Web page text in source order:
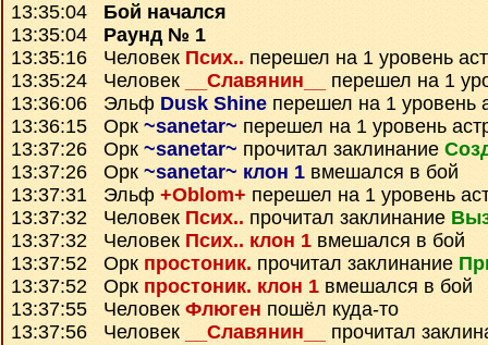
13:35:04 Бой начался
13:35:04 Раунд № 1
13:35:16 Человек Псих.. перешел на 1 уровень
13:35:24 Человек
__Славянин__
перешел на 1
13:36:06 Эльф Dusk Shine перешел на 1 уровень
13:36:15 Орк ~sanetar~ перешел на 1 уровень
13:37:26 Орк ~sanetar~ прочитал заклинание
13:37:26 Орк ~sanetar~ клон 1 вмешался в бой
13:37:31 Эльф +Oblom+ перешел на 1 уровень
13:37:32 Человек Псих.. прочитал заклинание
13:37:32 Человек Псих.. клон 1 вмешался в бой
13:37:52 Орк простоник. прочитал заклинание
13:37:52 Орк простоник. клон 1 вмешался в бой
13:37:55 Человек Флюген пошёл куда-то
13:37:56 Человек
__Славянин__
прочитал